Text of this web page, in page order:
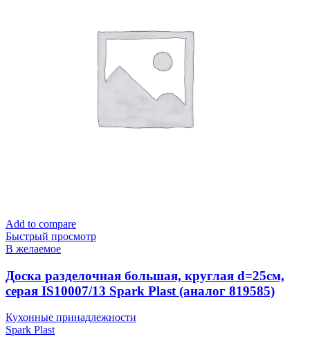
Add to compare
Быстрый просмотр
В желаемое
Доска разделочная большая, круглая d=25см,
серая IS10007/13 Spark Plast (аналог 819585)
Кухонные принадлежности
Spark Plast